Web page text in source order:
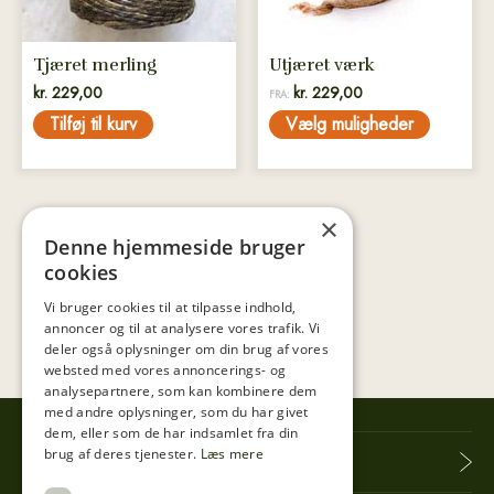
Tjæret merling
kr. 229,00
Tilføj til kurv
Utjæret værk
FRA: kr. 229,00
Vælg muligheder
vælges
varesiden
Tibberup Høkeren
×
Denne hjemmeside bruger
cookies
Vi bruger cookies til at tilpasse indhold,
annoncer og til at analysere vores trafik. Vi
deler også oplysninger om din brug af vores
websted med vores annoncerings- og
analysepartnere, som kan kombinere dem
med andre oplysninger, som du har givet
dem, eller som de har indsamlet fra din
brug af deres tjenester. Læs mere